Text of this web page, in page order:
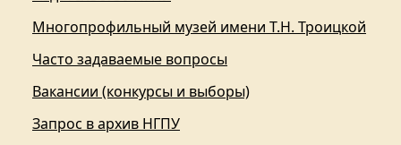
Многопрофильный музей имени Т.Н. Троицкой
Часто задаваемые вопросы
Вакансии (конкурсы и выборы)
Запрос в архив НГПУ